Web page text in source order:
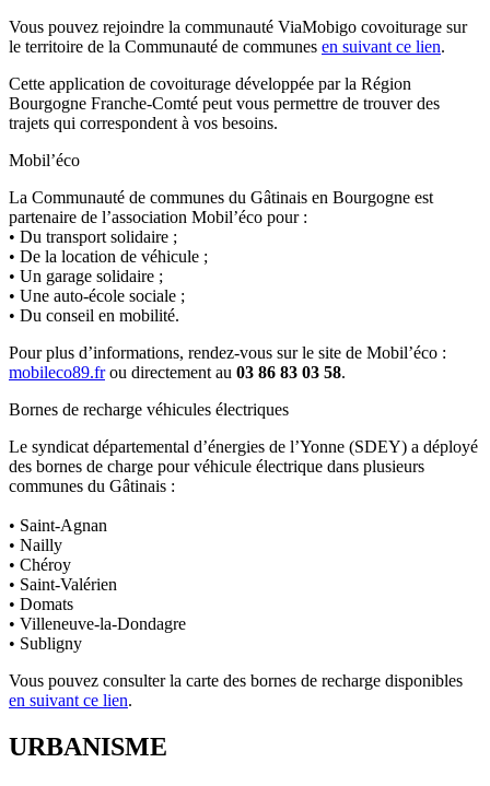
Vous pouvez rejoindre la communauté ViaMobigo covoiturage sur
le territoire de la Communauté de communes en suivant ce lien.
Cette application de covoiturage développée par la Région
Bourgogne Franche-Comté peut vous permettre de trouver des
trajets qui correspondent à vos besoins.
Mobil’éco
La Communauté de communes du Gâtinais en Bourgogne est
partenaire de l’association Mobil’éco pour :
• Du transport solidaire ;
• De la location de véhicule ;
• Un garage solidaire ;
• Une auto-école sociale ;
• Du conseil en mobilité.
Pour plus d’informations, rendez-vous sur le site de Mobil’éco :
mobileco89.frou directement au 03 86 83 03 58.
Bornes de recharge véhicules électriques
Le syndicat départemental d’énergies de l’Yonne (SDEY) a déployé
des bornes de charge pour véhicule électrique dans plusieurs
communes du Gâtinais :
• Saint-Agnan
• Nailly
• Chéroy
• Saint-Valérien
• Domats
• Villeneuve-la-Dondagre
• Subligny
Vous pouvez consulter la carte des bornes de recharge disponibles
en suivant ce lien.
URBANISME